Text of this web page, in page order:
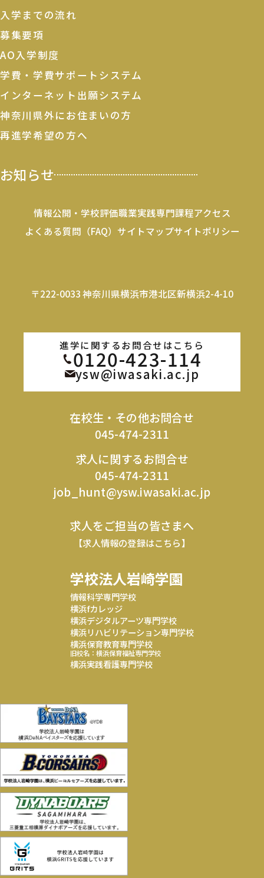
入学までの流れ
募集要項
AO入学制度
学費・学費サポートシステム
インターネット出願システム
神奈川県外にお住まいの方
再進学希望の方へ
お知らせ
情報公開・学校評価職業実践専門課程アクセス
よくある質問（FAQ） サイトマップサイトポリシー
〒222-0033 神奈川県横浜市港北区新横浜2-4-10
進学に関するお問合せはこちら
0120-423-114
ysw@iwasaki.ac.jp
在校生・その他お問合せ
045-474-2311
求人に関するお問合せ
045-474-2311
job_hunt@ysw.iwasaki.ac.jp
求人をご担当の皆さまへ
【求人情報の登録はこちら】
学校法人岩崎学園
情報科学専門学校
横浜fカレッジ
横浜デジタルアーツ専門学校
横浜リハビリテーション専門学校
横浜保育教育専門学校
旧校名：横浜保育福祉専門学校
横浜実践看護専門学校